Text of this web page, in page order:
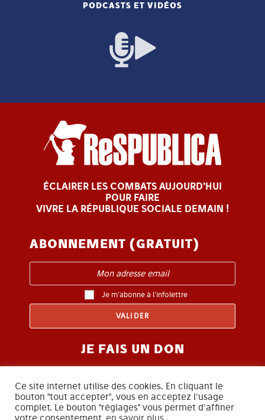
PODCASTS ET VIDÉOS
ÉCLAIRER LES COMBATS AUJOURD’HUI
POUR FAIRE
VIVRE LA RÉPUBLIQUE SOCIALE DEMAIN !
ABONNEMENT (GRATUIT)
Je m'abonne à l'infolettre
JE FAIS UN DON
Ce site internet utilise des cookies. En cliquant le
bouton "tout accepter", vous en acceptez l'usage
complet. Le bouton "réglages" vous permet d'affiner